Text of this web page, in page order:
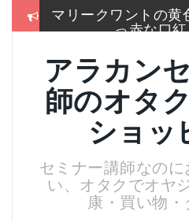
冬はこれしか履か
2017通販各社のお
とめ
お手入れは押しち
クス美肌
名刺より大きいサ
スブレ
残念！高い国産”ね
アラカン
師のオタ
ショッ
セミナー講師なの
い、オタクでオヤ
康・買い物・